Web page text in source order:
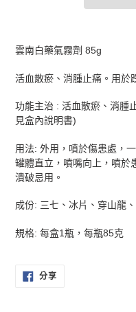
在
將
產
品
加
入
的
購
物
雲南白藥氣霧劑 85g
活血散瘀、消腫止痛。用於
功能主治 : 活血散瘀、消腫
見盒內說明書)
用法: 外用，噴於傷患處，
罐體直立，噴嘴向上，噴於
潰破忌用。
成份: 三七、冰片、穿山龍
規格: 每盒1瓶，每瓶85克
分享分